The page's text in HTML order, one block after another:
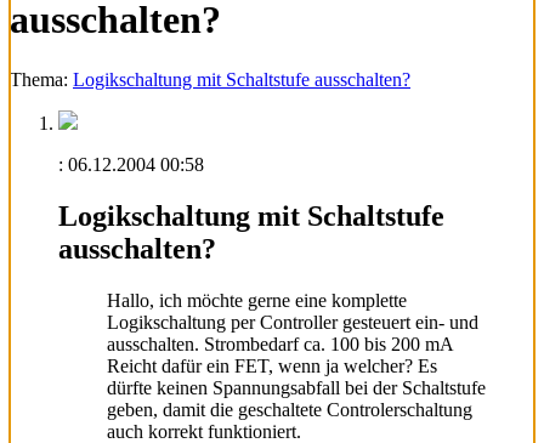
ausschalten?
Thema: Logikschaltung mit Schaltstufe ausschalten?
: 06.12.2004 00:58
Logikschaltung mit Schaltstufe
ausschalten?
Hallo, ich möchte gerne eine komplette
Logikschaltung per Controller gesteuert ein- und
ausschalten. Strombedarf ca. 100 bis 200 mA
Reicht dafür ein FET, wenn ja welcher? Es
dürfte keinen Spannungsabfall bei der Schaltstufe
geben, damit die geschaltete Controlerschaltung
auch korrekt funktioniert.